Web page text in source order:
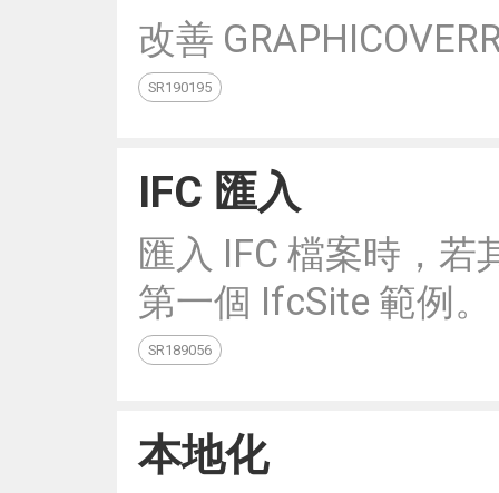
改善
SR190195
IFC 匯入
匯入 IFC 檔案時，
第一個 IfcSite 範例。
SR189056
本地化